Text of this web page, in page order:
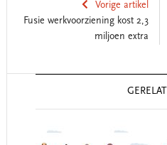
Vorige artikel
Fusie werkvoorziening kost 2,3
miljoen extra